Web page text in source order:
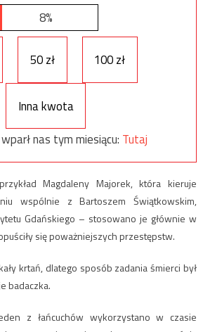
8%
50 zł 100 zł
Inna kwota
nas tym miesiącu: Tutaj
Magdaleny Majorek, która kieruje
wspólnie z Bartoszem Świątkowskim,
Gdańskiego – stosowano je głównie w
się poważniejszych przestępstw.
krtań, dlatego sposób zadania śmierci był
badaczka.
z łańcuchów wykorzystano w czasie